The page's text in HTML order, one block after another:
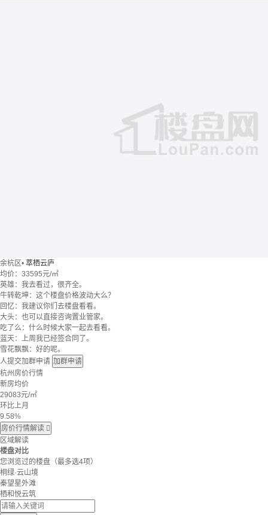
余杭区• 萃栖云庐
均价： 33595元/㎡
英雄：我去看过，很齐全。
牛转乾坤：这个楼盘价格波动大么？
回忆：我建议你们去楼盘看看。
大头：也可以直接咨询置业管家。
吃了么：什么时候大家一起去看看。
蓝天：上周我已经签合同了。
雪花飘飘：好的呢。
人提交加群申请 加群申请
杭州房价行情
新房均价
29083元/㎡
环比上月
9.58%
房价行情解读 
区域解读
楼盘对比
您浏览过的楼盘 （最多选4项）
桐绿·云山境
秦望星外滩
栖和悦云筑